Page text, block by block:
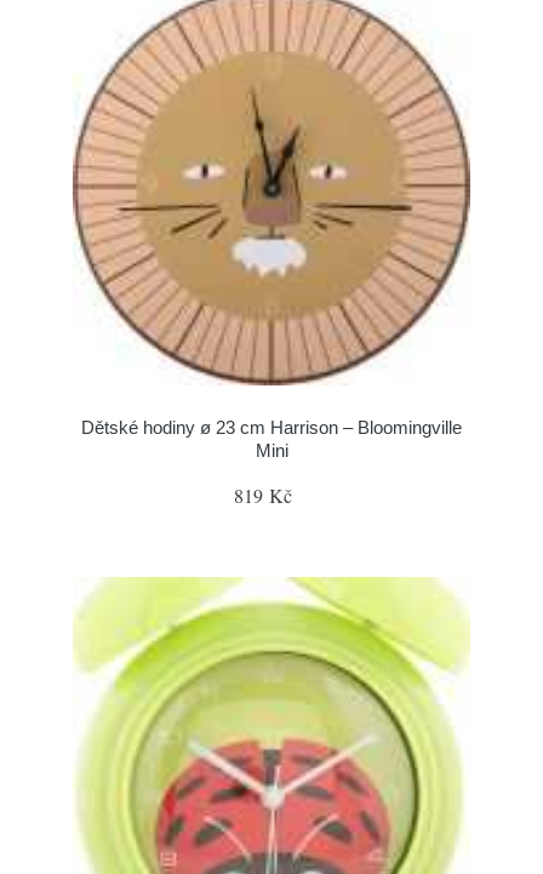
Dětské hodiny ø 23 cm Harrison – Bloomingville
Mini
819 Kč